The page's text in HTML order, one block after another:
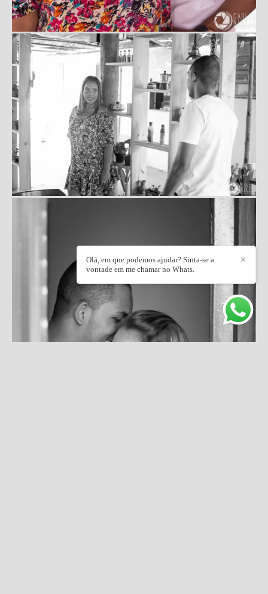
✕
Olá, em que podemos ajudar? Sinta-se a
vontade em me chamar no Whats.